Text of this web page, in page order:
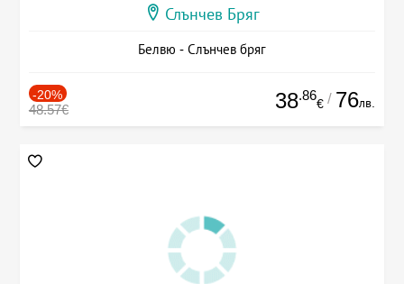
Слънчев Бряг
Белвю - Слънчев бряг
-20%
48.57€ 38.86
€ / 76лв.